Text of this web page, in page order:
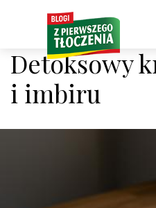
Detoksowy
i imbiru